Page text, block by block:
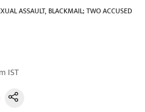
ASSAULT, BLACKMAIL; TWO ACCUSED
IST